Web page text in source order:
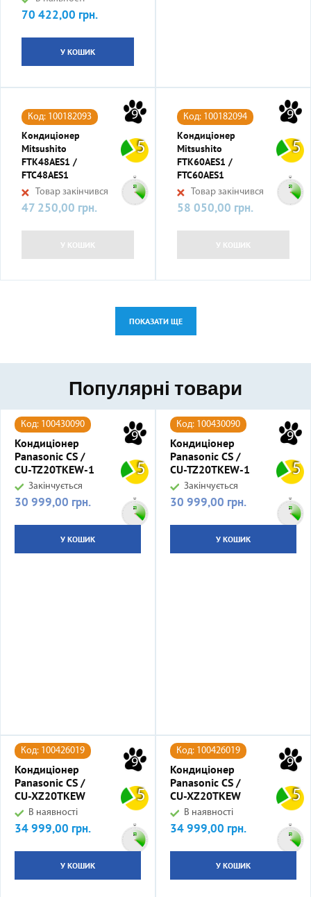
Ціна
70 422,00 грн.
У КОШИК
9
5
Код: 100182093
Кондиціонер
Mitsushito
FTK48AES1 /
FTC48AES1
Товар закінчився
Ціна
47 250,00 грн.
У КОШИК
9
5
Код: 100182094
Кондиціонер
Mitsushito
FTK60AES1 /
FTC60AES1
Товар закінчився
Ціна
58 050,00 грн.
У КОШИК
ПОКАЗАТИ ЩЕ
Популярні товари
9
5
Код: 100430090
Кондиціонер
Panasonic CS /
CU-TZ20TKEW-1
Закінчується
Ціна
30 999,00 грн.
У КОШИК
9
5
Код: 100430090
Кондиціонер
Panasonic CS /
CU-TZ20TKEW-1
Закінчується
Ціна
30 999,00 грн.
У КОШИК
9
5
Код: 100426019
Кондиціонер
Panasonic CS /
CU-XZ20TKEW
В наявності
Ціна
34 999,00 грн.
У КОШИК
9
5
Код: 100426019
Кондиціонер
Panasonic CS /
CU-XZ20TKEW
В наявності
Ціна
34 999,00 грн.
У КОШИК